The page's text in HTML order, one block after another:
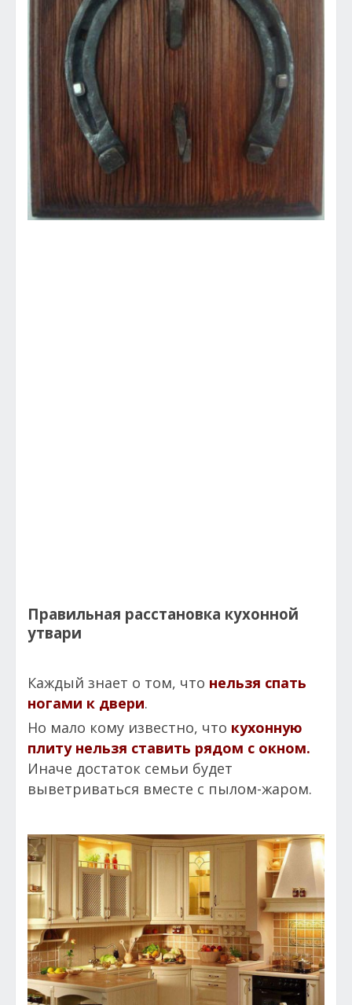
Правильная расстановка кухонной
утвари
Каждый знает о том, что нельзя спать
ногами к двери.
Но мало кому известно, что кухонную
плиту нельзя ставить рядом с окном.
Иначе достаток семьи будет
выветриваться вместе с пылом-жаром.